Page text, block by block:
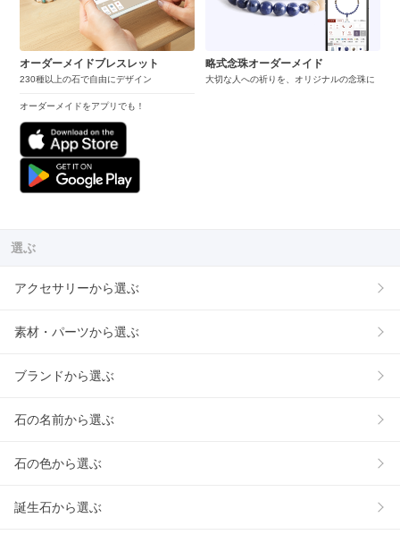
オーダーメイドブレスレット
230種以上の石で自由にデザイン
オーダーメイドをアプリでも！
略式念珠オーダーメイド
大切な人への祈りを、オリジナルの念珠に
選ぶ
アクセサリーから選ぶ
素材・パーツから選ぶ
ブランドから選ぶ
石の名前から選ぶ
石の色から選ぶ
誕生石から選ぶ